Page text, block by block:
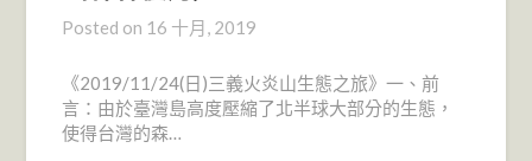
Posted on 16 十月, 2019
《2019/11/24(日)三義火炎山生態之旅》一、前
言：由於臺灣島高度壓縮了北半球大部分的生態，
使得台灣的森…